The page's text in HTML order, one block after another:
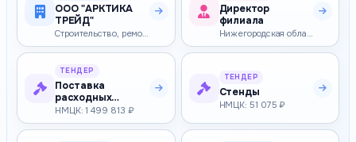
ООО "АРКТИКА
ТРЕЙД"
Строительство, ремонт и реконструкция зданий и сооружений
Директор
филиала
Нижегородская область — 100 000–200 000 ₽
ТЕНДЕР
Поставка
расходных
материалов для
лабораторной
диагност…
НМЦК: 1 499 813 ₽
ТЕНДЕР
Стенды
НМЦК: 51 075 ₽